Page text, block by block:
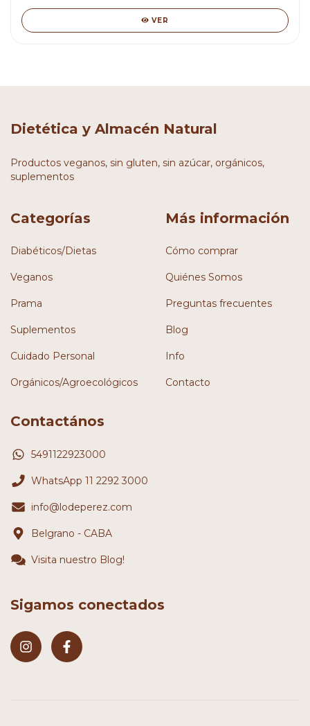
VER
Dietética y Almacén Natural
Productos veganos, sin gluten, sin azúcar, orgánicos,
suplementos
Categorías
Diabéticos/Dietas
Veganos
Prama
Suplementos
Cuidado Personal
Orgánicos/Agroecológicos
Más información
Cómo comprar
Quiénes Somos
Preguntas frecuentes
Blog
Info
Contacto
Contactános
5491122923000
WhatsApp 11 2292 3000
info@lodeperez.com
Belgrano - CABA
Visita nuestro Blog!
Sigamos conectados